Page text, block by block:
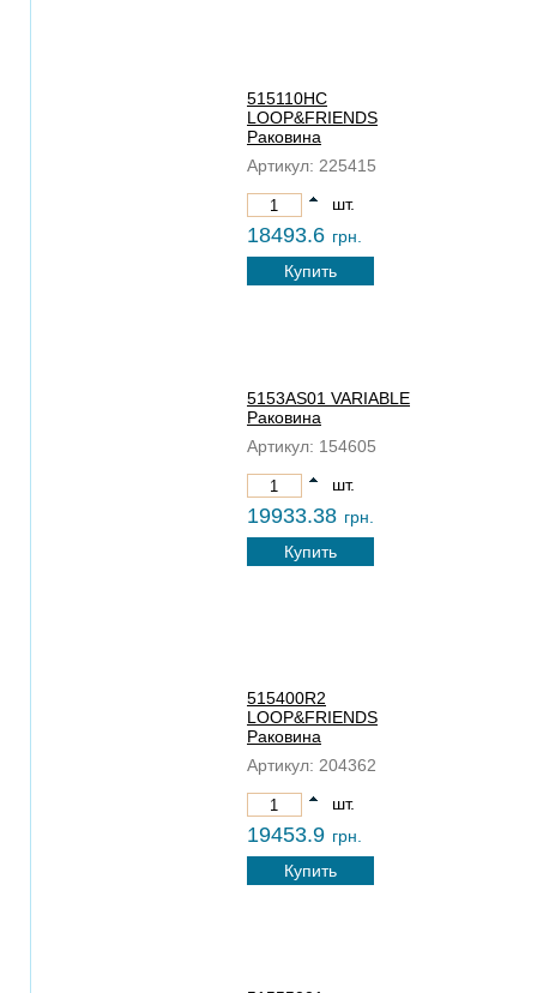
515110HC
LOOP&FRIENDS
Раковина
Артикул: 225415
шт.
18493.6 грн.
Купить
5153AS01 VARIABLE
Раковина
Артикул: 154605
шт.
19933.38 грн.
Купить
515400R2
LOOP&FRIENDS
Раковина
Артикул: 204362
шт.
19453.9 грн.
Купить